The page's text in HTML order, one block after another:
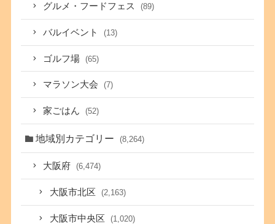
グルメ・フードフェス (89)
バルイベント (13)
ゴルフ場 (65)
マラソン大会 (7)
家ごはん (52)
地域別カテゴリー (8,264)
大阪府 (6,474)
大阪市北区 (2,163)
大阪市中央区 (1,020)